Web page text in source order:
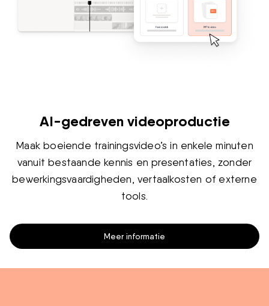
AI-gedreven videoproductie
Maak boeiende trainingsvideo’s in enkele minuten
vanuit bestaande kennis en presentaties, zonder
bewerkingsvaardigheden, vertaalkosten of externe
tools.
Meer informatie